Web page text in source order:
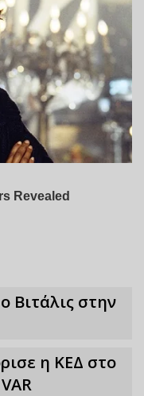
Βιτάλις στην
η ΚΕΔ στο